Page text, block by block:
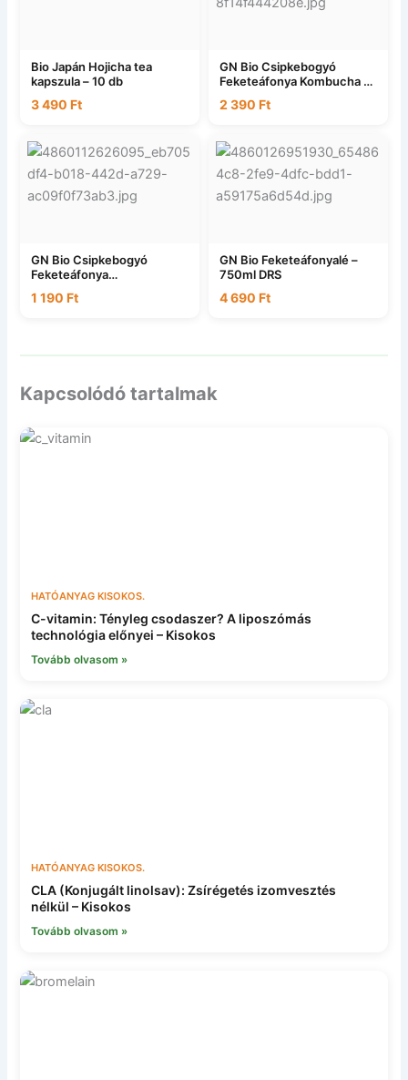
Bio Japán Hojicha tea
kapszula – 10 db
3 490Ft
GN Bio Csipkebogyó
Feketeáfonya Kombucha –
2 390 Ft
GN Bio Csipkebogyó
Feketeáfonya
1 190Ft
GN Bio Feketeáfonyalé –
750ml DRS
4 690 Ft
Kapcsolódó tartalmak
HATÓANYAG KISOKOS.
C-vitamin: Tényleg csodaszer? A liposzómás
technológia előnyei – Kisokos
Tovább olvasom »
HATÓANYAG KISOKOS.
CLA (Konjugált linolsav): Zsírégetés izomvesztés
nélkül – Kisokos
Tovább olvasom »